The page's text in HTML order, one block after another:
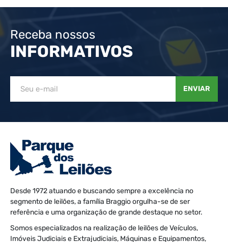
Receba nossos
INFORMATIVOS
ENVIAR
Desde 1972 atuando e buscando sempre a excelência no
segmento de leilões, a família Braggio orgulha-se de ser
referência e uma organização de grande destaque no setor.
Somos especializados na realização de leilões de Veículos,
Imóveis Judiciais e Extrajudiciais, Máquinas e Equipamentos,